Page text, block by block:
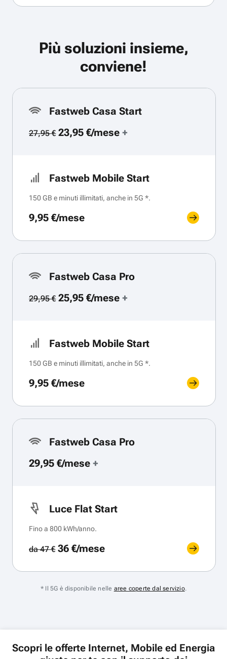
Più soluzioni insieme,
conviene!
Fastweb Casa Start
27,95 €23,95 €/mese+
Fastweb Mobile Start
150 GB e minuti illimitati, anche in 5G *.
9,95 €/mese
Fastweb Casa Pro
29,95 €25,95 €/mese+
Fastweb Mobile Start
150 GB e minuti illimitati, anche in 5G *.
9,95 €/mese
Fastweb Casa Pro
29,95 €/mese +
Luce Flat Start
Fino a 800 kWh/anno.
da 47 €36 €/mese
* Il 5G è disponibile nelle aree coperte dal servizio.
Scopri le offerte Internet, Mobile ed Energia